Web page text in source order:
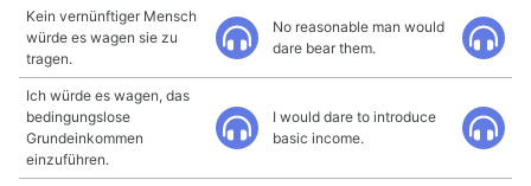
Kein vernünftiger Mensch
würde es wagen sie zu
tragen.
No reasonable man would
dare bear them.
Ich würde es wagen, das
bedingungslose
Grundeinkommen
einzuführen.
I would dare to introduce
basic income.